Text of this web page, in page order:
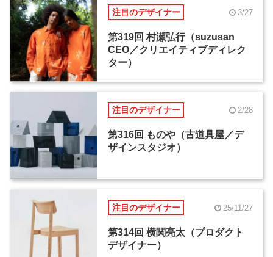
注目のデザイナー 3/27
第319回 村瀬弘行（suzusan
CEO／クリエイティブディレク
ター）
注目のデザイナー 2/28
第316回 ものや（古道具屋／デ
ザインスタジオ）
注目のデザイナー 25/11/27
第314回 横関亮太（プロダクト
デザイナー）